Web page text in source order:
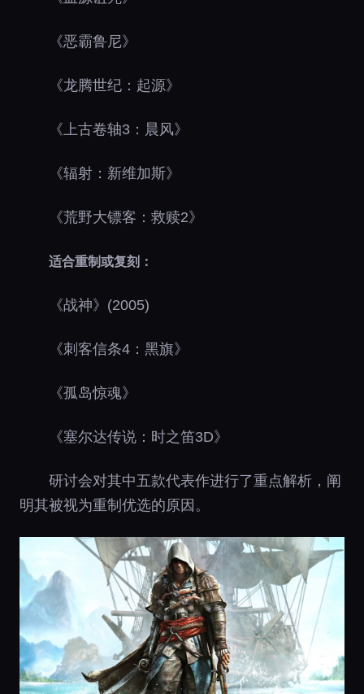
《恶霸鲁尼》
《龙腾世纪：起源》
《上古卷轴3：晨风》
《辐射：新维加斯》
《荒野大镖客：救赎2》
适合重制或复刻：
《战神》(2005)
《刺客信条4：黑旗》
《孤岛惊魂》
《塞尔达传说：时之笛3D》
研讨会对其中五款代表作进行了重点解析，阐
明其被视为重制优选的原因。